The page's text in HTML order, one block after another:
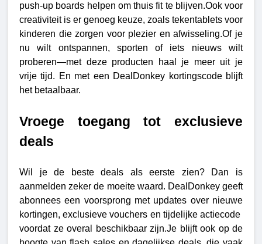
push-up boards helpen om thuis fit te blijven.Ook voor
creativiteit is er genoeg keuze, zoals tekentablets voor
kinderen die zorgen voor plezier en afwisseling.Of je
nu wilt ontspannen, sporten of iets nieuws wilt
proberen—met deze producten haal je meer uit je
vrije tijd. En met een DealDonkey kortingscode blijft
het betaalbaar.
Vroege toegang tot exclusieve
deals
Wil je de beste deals als eerste zien? Dan is
aanmelden zeker de moeite waard. DealDonkey geeft
abonnees een voorsprong met updates over nieuwe
kortingen, exclusieve vouchers en tijdelijke actiecode
voordat ze overal beschikbaar zijn.Je blijft ook op de